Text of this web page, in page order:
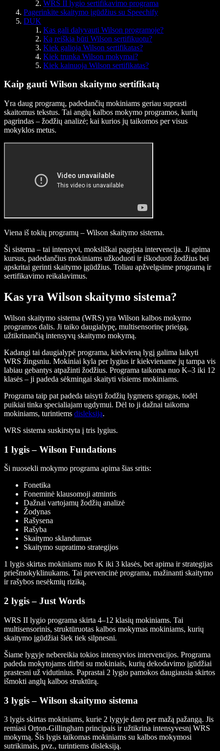
WRS II lygio sertifikavimo programa
Pagerinkite skaitymo įgūdžius su Speechify
DUK
Kas gali dalyvauti Wilson programoje?
Ką reiškia būti Wilson sertifikuotu?
Kiek galioja Wilson sertifikatas?
Kiek trunka Wilson mokymai?
Kiek kainuoja Wilson sertifikatas?
Kaip gauti Wilson skaitymo sertifikatą
Yra daug programų, padedančių mokiniams geriau suprasti
skaitomus tekstus. Tai anglų kalbos mokymo programos, kurių
pagrindas – žodžių analizė; kai kurios jų taikomos per visus
mokyklos metus.
Viena iš tokių programų – Wilson skaitymo sistema.
Ši sistema – tai intensyvi, moksliškai pagrįsta intervencija. Ji apima
kursus, padedančius mokiniams užkoduoti ir iškoduoti žodžius bei
apskritai gerinti skaitymo įgūdžius. Toliau apžvelgsime programą ir
sertifikavimo reikalavimus.
Kas yra Wilson skaitymo sistema?
Wilson skaitymo sistema (WRS) yra Wilson kalbos mokymo
programos dalis. Ji taiko daugialypę, multisensorinę prieigą,
užtikrinančią intensyvų skaitymo mokymą.
Kadangi tai daugialypė programa, kiekvieną lygį galima laikyti
WRS žingsniu. Mokiniai kyla per lygius ir kiekviename jų tampa vis
labiau gebantys atpažinti žodžius. Programa taikoma nuo K–3 iki 12
klasės – ji padeda sėkmingai skaityti visiems mokiniams.
Programa taip pat padeda taisyti žodžių lygmens spragas, todėl
puikiai tinka specialiajam ugdymui. Dėl to ji dažnai taikoma
mokiniams, turintiems disleksiją.
WRS sistema suskirstyta į tris lygius.
1 lygis – Wilson Fundations
Ši nuosekli mokymo programa apima šias sritis:
Fonetika
Foneminė klausomoji atmintis
Dažnai vartojamų žodžių analizė
Žodynas
Rašysena
Rašyba
Skaitymo sklandumas
Skaitymo supratimo strategijos
1 lygis skirtas mokiniams nuo K iki 3 klasės, bet apima ir strategijas
priešmokyklinukams. Tai prevencinė programa, mažinanti skaitymo
ir rašybos nesėkmių riziką.
2 lygis – Just Words
WRS II lygio programa skirta 4–12 klasių mokiniams. Tai
multisensorinis, struktūruotas kalbos mokymas mokiniams, kurių
skaitymo įgūdžiai šiek tiek silpnesni.
Šiame lygyje nebereikia tokios intensyvios intervencijos. Programa
padeda mokytojams dirbti su mokiniais, kurių dekodavimo įgūdžiai
prastesni už vidutinius. Paprastai 2 lygio pamokos daugiausia skirtos
išmokti anglų kalbos struktūrą.
3 lygis – Wilson skaitymo sistema
3 lygis skirtas mokiniams, kurie 2 lygyje daro per mažą pažangą. Jis
remiasi Orton-Gillingham principais ir užtikrina intensyvesnį WRS
mokymą. Šis lygis taikomas mokiniams su kalbos mokymosi
sutrikimais, pvz., turintiems disleksiją.